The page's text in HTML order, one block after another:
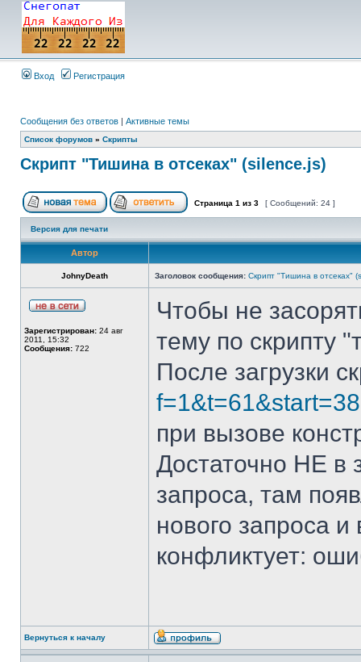
Вход Регистрация
Сообщения без ответов | Активные темы
Список форумов » Скрипты
Скрипт "Тишина в отсеках" (silence.js)
Страница 1 из 3 [ Сообщений: 24 ]
Версия для печати
Автор
JohnyDeath Заголовок сообщения: Скрипт "Тишина в отсеках"
Зарегистрирован: 24 авг
2011, 15:32
Сообщения: 722
Чтобы не
тему по скрипту
После загрузки
при вызове
Достаточно НЕ в
запроса, там
нового запроса
конфликтует:
Вернуться к началу